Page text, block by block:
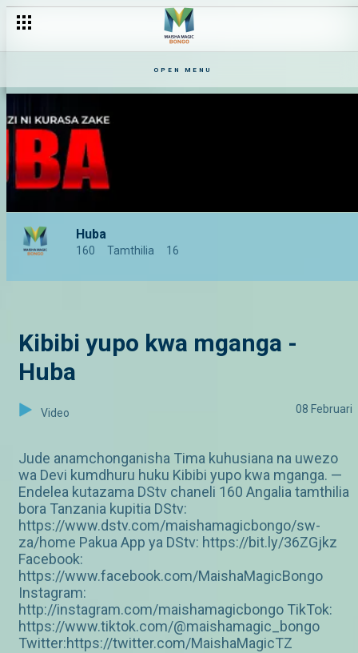
OPEN MENU
Huba
160 Tamthilia 16
Kibibi yupo kwa mganga -
Huba
Video 08 Februari
Jude anamchonganisha Tima kuhusiana na uwezo
wa Devi kumdhuru huku Kibibi yupo kwa mganga. —
Endelea kutazama DStv chaneli 160 Angalia tamthilia
bora Tanzania kupitia DStv:
https://www.dstv.com/maishamagicbongo/sw-
za/home Pakua App ya DStv: https://bit.ly/36ZGjkz
Facebook:
https://www.facebook.com/MaishaMagicBongo
Instagram:
http://instagram.com/maishamagicbongo TikTok:
https://www.tiktok.com/@maishamagic_bongo
Twitter:https://twitter.com/MaishaMagicTZ